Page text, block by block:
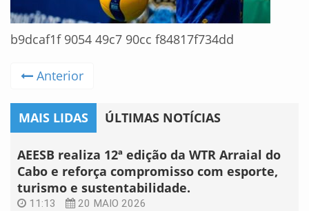
b9dcaf1f 9054 49c7 90cc f84817f734dd
Anterior
MAIS LIDAS ÚLTIMAS NOTÍCIAS
AEESB realiza 12ª edição da WTR Arraial do
Cabo e reforça compromisso com esporte,
turismo e sustentabilidade.
11:13 20 MAIO 2026